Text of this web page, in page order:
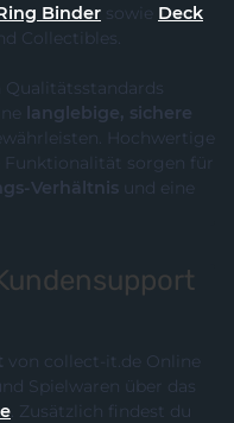
Binder sowie Deck
Collectibles.
langlebige, sichere
Hochwertige
sorgen für
Verhältnis und eine
von collect-it.de Online
Shop für Sammelkarten, Sticker und Spielwaren über das
. Zusätzlich findest du